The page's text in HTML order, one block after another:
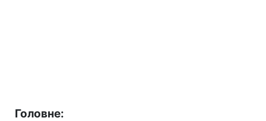
Головне: